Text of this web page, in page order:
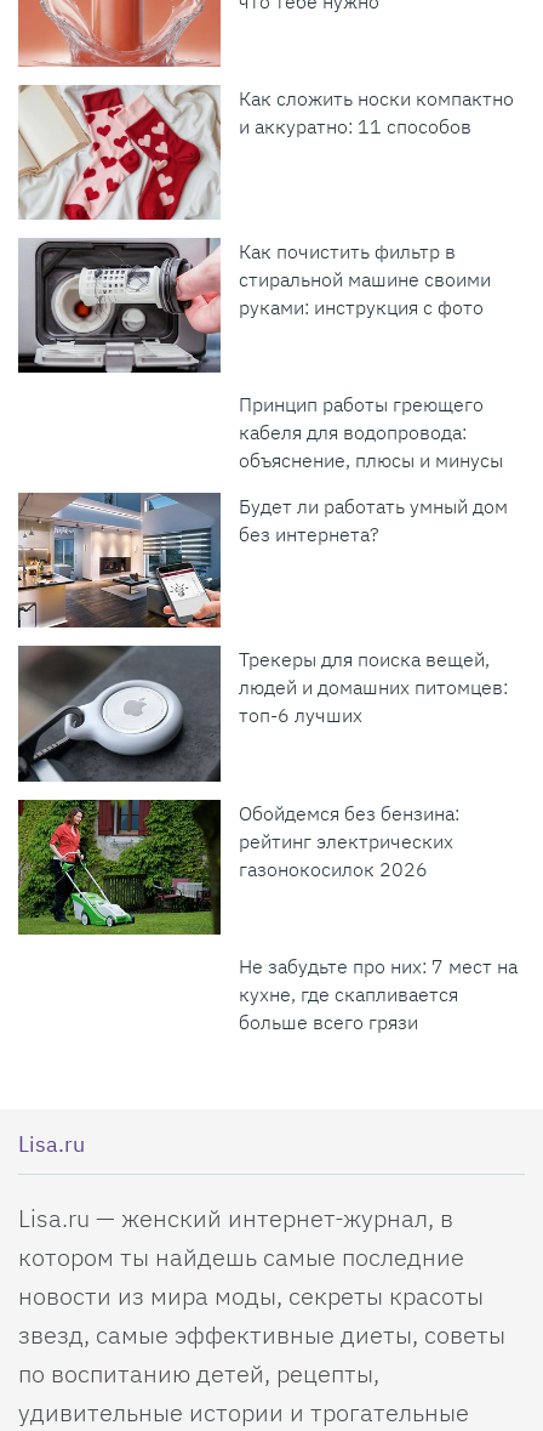
Как сложить носки компактно
и аккуратно: 11 способов
Как почистить фильтр в
стиральной машине своими
руками: инструкция с фото
Принцип работы греющего
кабеля для водопровода:
объяснение, плюсы и минусы
Будет ли работать умный дом
без интернета?
Трекеры для поиска вещей,
людей и домашних питомцев:
топ-6 лучших
Обойдемся без бензина:
рейтинг электрических
газонокосилок 2026
Не забудьте про них: 7 мест на
кухне, где скапливается
больше всего грязи
Lisa.ru
Lisa.ru — женский интернет-журнал, в
котором ты найдешь самые последние
новости из мира моды, секреты красоты
звезд, самые эффективные диеты, советы
по воспитанию детей, рецепты,
удивительные истории и трогательные